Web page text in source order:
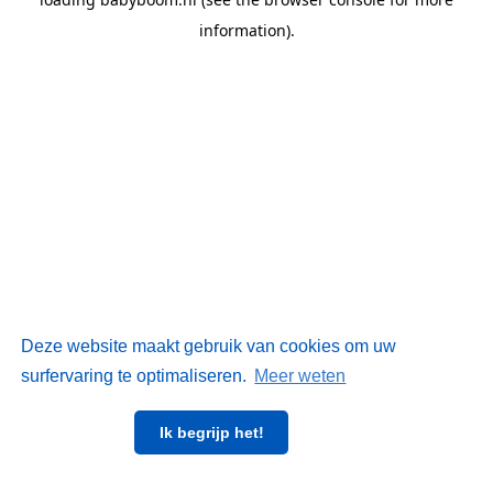
Deze website maakt gebruik van cookies om uw
surfervaring te optimaliseren. Meer weten
Ik begrijp het!
information).